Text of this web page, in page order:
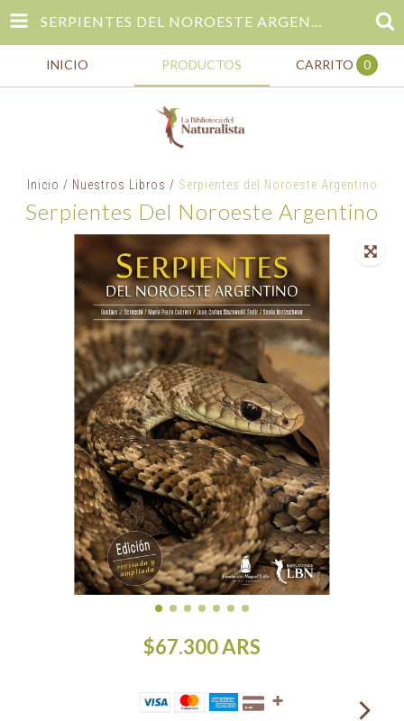
SERPIENTES DEL NOROESTE ARGENTINO
INICIO PRODUCTOS CARRITO 0
Inicio / Nuestros Libros / Serpientes del Noroeste Argentino
Serpientes Del Noroeste Argentino
$67.300ARS